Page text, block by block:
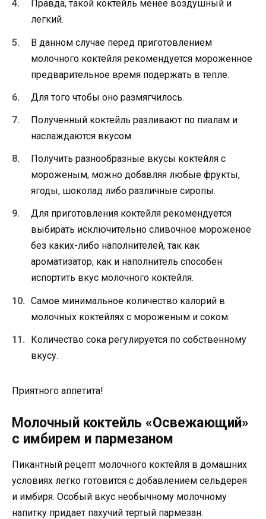
Правда, такой коктейль менее воздушный и
легкий.
В данном случае перед приготовлением
молочного коктейля рекомендуется мороженное
предварительное время подержать в тепле.
Для того чтобы оно размягчилось.
Полученный коктейль разливают по пиалам и
наслаждаются вкусом.
Получить разнообразные вкусы коктейля с
мороженым, можно добавляя любые фрукты,
ягоды, шоколад либо различные сиропы.
Для приготовления коктейля рекомендуется
выбирать исключительно сливочное мороженое
без каких-либо наполнителей, так как
ароматизатор, как и наполнитель способен
испортить вкус молочного коктейля.
Самое минимальное количество калорий в
молочных коктейлях с мороженым и соком.
Количество сока регулируется по собственному
вкусу.
Приятного аппетита!
Молочный коктейль «Освежающий»
с имбирем и пармезаном
Пикантный рецепт молочного коктейля в домашних
условиях легко готовится с добавлением сельдерея
и имбиря. Особый вкус необычному молочному
напитку придает пахучий тертый пармезан.